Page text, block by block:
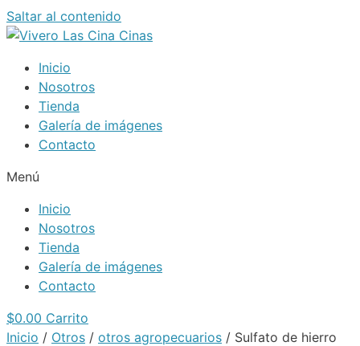
Saltar al contenido
Inicio
Nosotros
Tienda
Galería de imágenes
Contacto
Menú
Inicio
Nosotros
Tienda
Galería de imágenes
Contacto
$0.00 Carrito
Inicio / Otros / otros agropecuarios / Sulfato de hierro